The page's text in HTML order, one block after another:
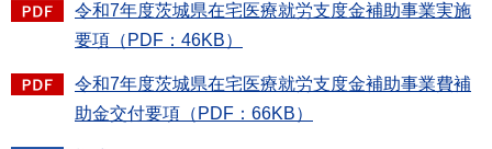
令和7年度茨城県在宅医療就労支度金補助事業実施
要項（PDF：46KB）
令和7年度茨城県在宅医療就労支度金補助事業費補
助金交付要項（PDF：66KB）